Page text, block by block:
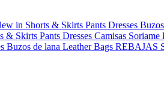
in Shorts & Skirts Pants Dresses
& Skirts Pants Dresses Camisas Soriame
Buzos de lana Leather Bags REBAJAS